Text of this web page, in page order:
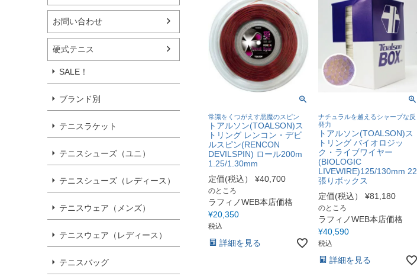
お問い合わせ
硬式テニス
SALE！
ブランド別
テニスラケット
テニスシューズ（ユニ）
テニスシューズ（レディース）
テニスウェア（メンズ）
テニスウェア（レディース）
テニスバッグ
常識をくつがえす悪魔のスピン
トアルソン(TOALSON)ス
トリング レンコン・デビ
ルスピン(RENCON
DEVILSPIN) ロール200m
1.25/1.30mm
定価(税込）
¥40,700
のところ
ラフィノWEB本店価格
¥20,350
税込
詳細を見る
ナチュラルを越えるシャープな反
発力
トアルソン(TOALSON)ス
トリング バイオロジッ
ク・ライブワイヤー
(BIOLOGIC
LIVEWIRE)125/130mm 22
張りボックス
定価(税込）
¥81,180
のところ
ラフィノWEB本店価格
¥40,590
税込
詳細を見る